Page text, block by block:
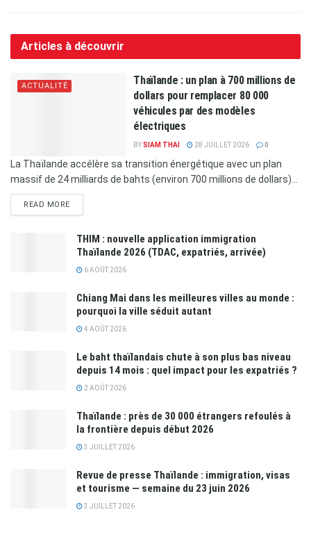
Articles à découvrir
ACTUALITÉ
Thaïlande : un plan à 700 millions de
dollars pour remplacer 80 000
véhicules par des modèles
électriques
BYSIAM THAI 28 JUILLET 2026 0
La Thaïlande accélère sa transition énergétique avec un plan
massif de 24 milliards de bahts (environ 700 millions de dollars)...
READ MORE
THIM : nouvelle application immigration
Thaïlande 2026 (TDAC, expatriés, arrivée)
6 AOÛT 2026
Chiang Mai dans les meilleures villes au monde :
pourquoi la ville séduit autant
4 AOÛT 2026
Le baht thaïlandais chute à son plus bas niveau
depuis 14 mois : quel impact pour les expatriés ?
2 AOÛT 2026
Thaïlande : près de 30 000 étrangers refoulés à
la frontière depuis début 2026
3 JUILLET 2026
Revue de presse Thaïlande : immigration, visas
et tourisme — semaine du 23 juin 2026
3 JUILLET 2026